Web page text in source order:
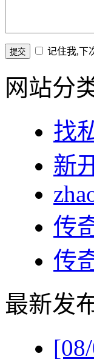
记住我,下
网站分
找
新
传
传
最新发